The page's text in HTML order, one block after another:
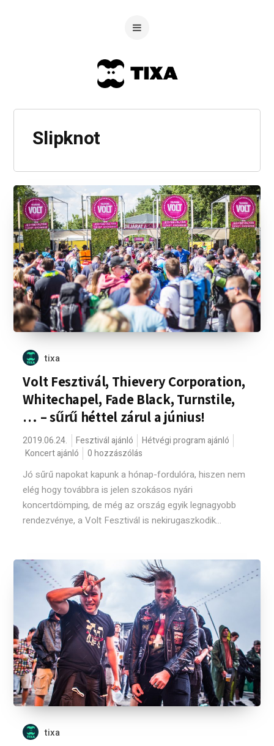
Slipknot
tixa
Volt Fesztivál, Thievery Corporation,
Whitechapel, Fade Black, Turnstile,
… – sűrű héttel zárul a június!
2019.06.24. Fesztivál ajánló
Hétvégi program ajánló
Koncert ajánló
0 hozzászólás
Jó sűrű napokat kapunk a hónap-fordulóra, hiszen nem
elég hogy továbbra is jelen szokásos nyári
koncertdömping, de még az ország egyik legnagyobb
rendezvénye, a Volt Fesztivál is nekirugaszkodik...
tixa